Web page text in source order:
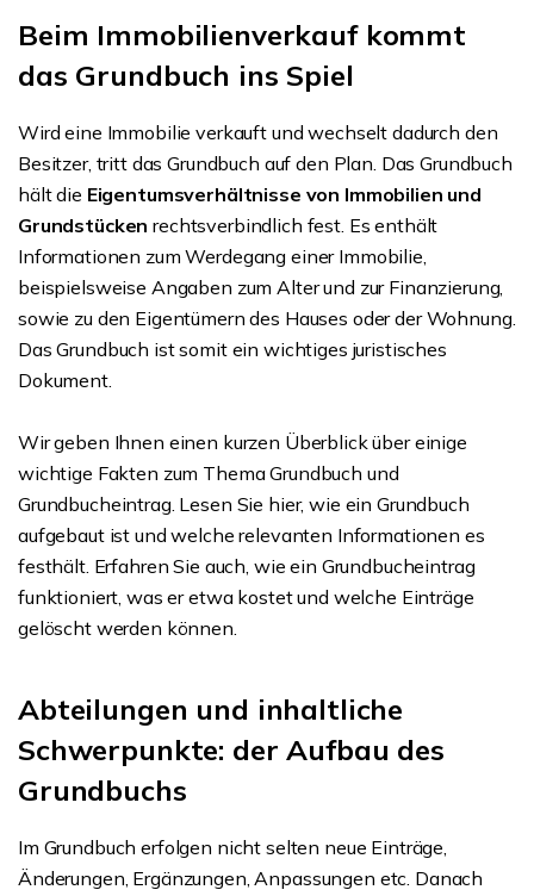
Beim Immobilienverkauf kommt
das Grundbuch ins Spiel
Wird eine Immobilie verkauft und wechselt dadurch den
Besitzer, tritt das Grundbuch auf den Plan. Das Grundbuch
hält die Eigentumsverhältnisse von Immobilien und
Grundstücken rechtsverbindlich fest. Es enthält
Informationen zum Werdegang einer Immobilie,
beispielsweise Angaben zum Alter und zur Finanzierung,
sowie zu den Eigentümern des Hauses oder der Wohnung.
Das Grundbuch ist somit ein wichtiges juristisches
Dokument.
Wir geben Ihnen einen kurzen Überblick über einige
wichtige Fakten zum Thema Grundbuch und
Grundbucheintrag. Lesen Sie hier, wie ein Grundbuch
aufgebaut ist und welche relevanten Informationen es
festhält. Erfahren Sie auch, wie ein Grundbucheintrag
funktioniert, was er etwa kostet und welche Einträge
gelöscht werden können.
Abteilungen und inhaltliche
Schwerpunkte: der Aufbau des
Grundbuchs
Im Grundbuch erfolgen nicht selten neue Einträge,
Änderungen, Ergänzungen, Anpassungen etc. Danach